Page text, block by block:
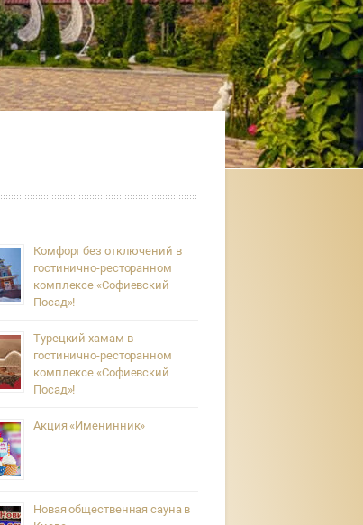
Комфорт без отключений в
гостинично-ресторанном
комплексе «Софиевский
Посад»!
Турецкий хамам в
гостинично-ресторанном
комплексе «Софиевский
Посад»!
Акция «Именинник»
Новая общественная сауна в